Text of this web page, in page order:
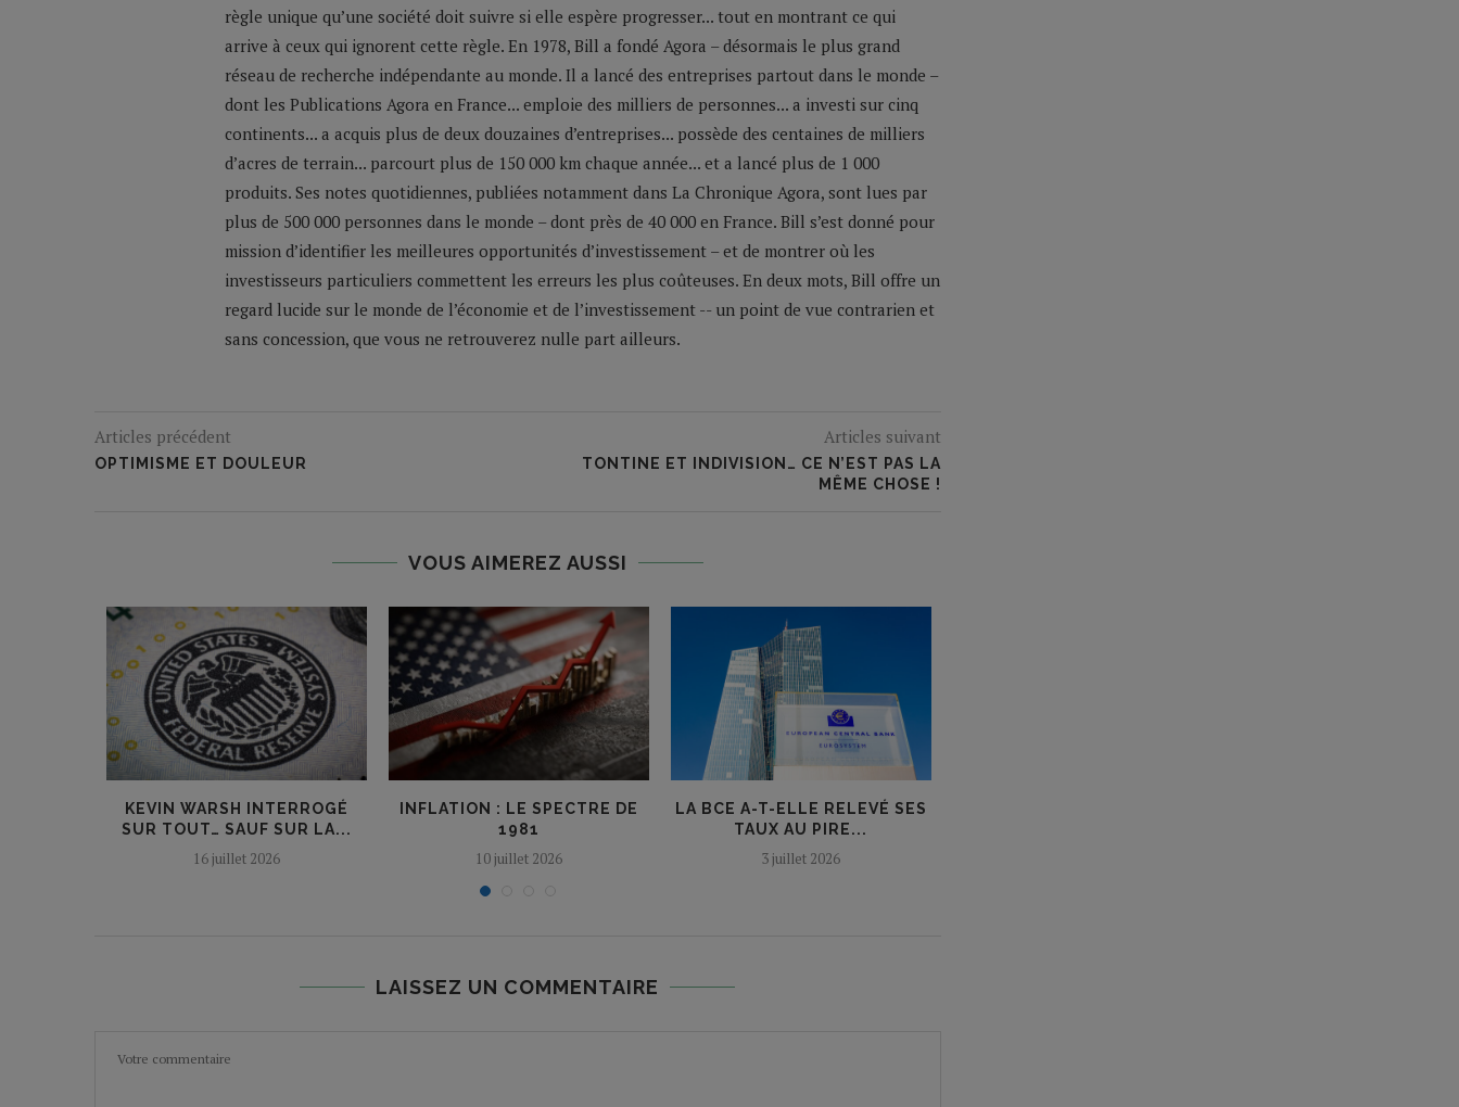
règle unique qu’une société doit suivre si elle espère progresser... tout en montrant ce qui
arrive à ceux qui ignorent cette règle. En 1978, Bill a fondé Agora – désormais le plus grand
réseau de recherche indépendante au monde. Il a lancé des entreprises partout dans le monde –
dont les Publications Agora en France... emploie des milliers de personnes... a investi sur cinq
continents... a acquis plus de deux douzaines d’entreprises... possède des centaines de milliers
d’acres de terrain... parcourt plus de 150 000 km chaque année... et a lancé plus de 1 000
produits. Ses notes quotidiennes, publiées notamment dans La Chronique Agora, sont lues par
plus de 500 000 personnes dans le monde – dont près de 40 000 en France. Bill s’est donné pour
mission d’identifier les meilleures opportunités d’investissement – et de montrer où les
investisseurs particuliers commettent les erreurs les plus coûteuses. En deux mots, Bill offre un
regard lucide sur le monde de l’économie et de l’investissement -- un point de vue contrarien et
sans concession, que vous ne retrouverez nulle part ailleurs.
Articles précédent
OPTIMISME ET DOULEUR
Articles suivant
TONTINE ET INDIVISION… CE N’EST PAS LA
MÊME CHOSE !
VOUS AIMEREZ AUSSI
KEVIN WARSH INTERROGÉ
SUR TOUT… SAUF SUR LA...
16 juillet 2026
INFLATION : LE SPECTRE DE
1981
10 juillet 2026
LA BCE A-T-ELLE RELEVÉ SES
TAUX AU PIRE...
3 juillet 2026
LAISSEZ UN COMMENTAIRE